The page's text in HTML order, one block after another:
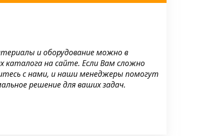
и оборудование можно в
каталога на сайте. Если Вам сложно
с нами, и наши менеджеры помогут
решение для ваших задач.